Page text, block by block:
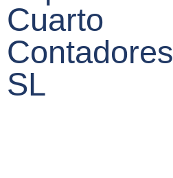
Cuarto
Contadores
SL